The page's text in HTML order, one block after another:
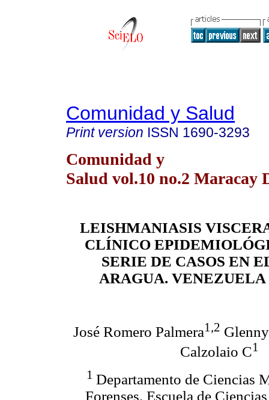
Comunidad y Salud
Print version ISSN 1690-3293
Comunidad y
Salud vol.10 no.2 Maracay
LEISHMANIASIS
CLÍNICO
SERIE DE CASOS EN
ARAGUA. VENEZUELA
José Romero Palmera1,2
Calzolaio C1
1 Departamento de Ciencias
Forenses. Escuela de